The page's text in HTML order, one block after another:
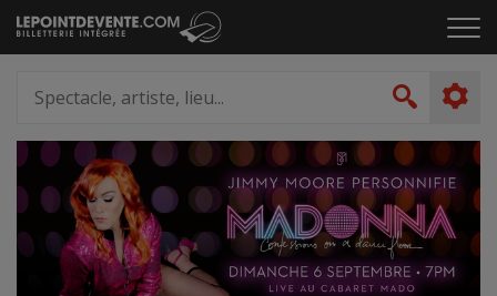
Passer
au
le
artiste,
lieu...